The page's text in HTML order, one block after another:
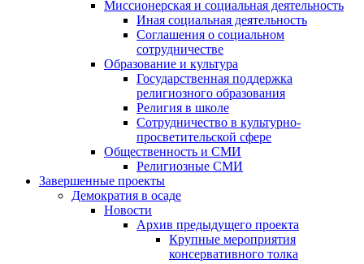
Миссионерская и социальная деятельность
Иная социальная деятельность
Соглашения о социальном
сотрудничестве
Образование и культура
Государственная поддержка
религиозного образования
Религия в школе
Сотрудничество в культурно-
просветительской сфере
Общественность и СМИ
Религиозные СМИ
Завершенные проекты
Демократия в осаде
Новости
Архив предыдущего проекта
Крупные мероприятия
консервативного толка